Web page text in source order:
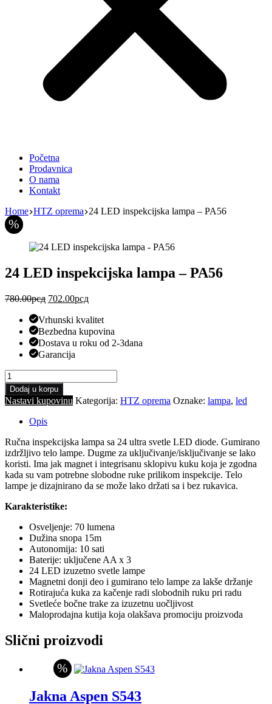
Početna
Prodavnica
O nama
Kontakt
Home HTZ oprema 24 LED inspekcijska lampa – PA56
%
24 LED inspekcijska lampa – PA56
780.00рсд Оригинална
је
била:
780.00рсд.
702.00рсдТренутна
је:
702.00рсд.
Vrhunski kvalitet
Bezbedna kupovina
Dostava u roku od 2-3dana
Garancija
24
LED
inspekcijska
lampa
количина
Dodaj u korpu
Nastavi kupovinu Kategorija: HTZ oprema Oznake: lampa, led
Opis
Ručna inspekcijska lampa sa 24 ultra svetle LED diode. Gumirano
izdržljivo telo lampe. Dugme za uključivanje/isključivanje se lako
koristi. Ima jak magnet i integrisanu sklopivu kuku koja je zgodna
kada su vam potrebne slobodne ruke prilikom inspekcije. Telo
lampe je dizajnirano da se može lako držati sa i bez rukavica.
Karakteristike:
Osveljenje: 70 lumena
Dužina snopa 15m
Autonomija: 10 sati
Baterije: uključene AA x 3
24 LED izuzetno svetle lampe
Magnetni donji deo i gumirano telo lampe za lakše držanje
Rotirajuća kuka za kačenje radi slobodnih ruku pri radu
Svetleće bočne trake za izuzetnu uočljivost
Maloprodajna kutija koja olakšava promociju proizvoda
Slični proizvodi
%
Jakna Aspen S543